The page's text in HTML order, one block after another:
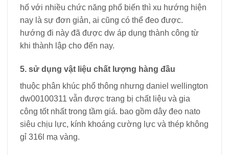
hố với nhiều chức năng phổ biến thì xu hướng hiện
nay là sự đơn giản, ai cũng có thể đeo được.
hướng đi này đã được dw áp dụng thành công từ
khi thành lập cho đến nay.
5. sử dụng vật liệu chất lượng hàng đầu
thuộc phân khúc phổ thông nhưng daniel wellington
dw00100311 vẫn được trang bị chất liệu và gia
công tốt nhất trong tầm giá. bao gồm dây đeo nato
siêu chịu lực, kính khoáng cường lực và thép không
gỉ 316l mạ vàng.